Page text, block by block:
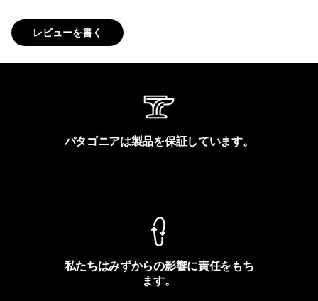
レビューを書く
パタゴニアは製品を保証しています。
私たちはみずからの影響に責任をもち
ます。